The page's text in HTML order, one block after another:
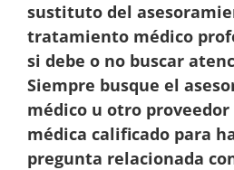
sustituto del
tratamiento médico
si debe o no buscar
Siempre busque el
médico u otro
médica calificado para
pregunta relacionada